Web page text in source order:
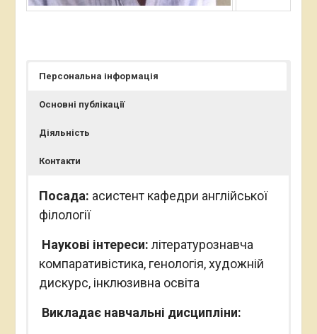
Персональна інформація
Основні публікації
Діяльність
Контакти
Посада: асистент кафедри англійської
філології
Наукові інтереси: літературознавча
компаративістика, генологія, художній
дискурс, інклюзивна освіта
Викладає навчальні дисципліни: